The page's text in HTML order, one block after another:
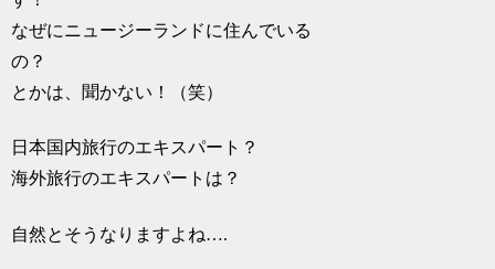
なぜにニュージーランドに住んでいる
の？
とかは、聞かない！（笑）
日本国内旅行のエキスパート？
海外旅行のエキスパートは？
自然とそうなりますよね….